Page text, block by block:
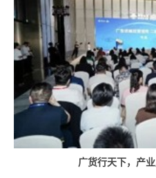
广货行天下，产